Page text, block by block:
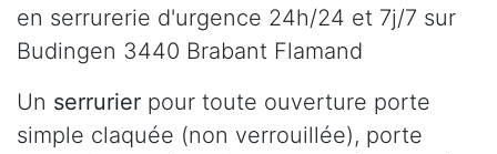
en serrurerie d'urgence 24h/24 et 7j/7 sur
Budingen 3440 Brabant Flamand
Un serrurier pour toute ouverture porte
simple claquée (non verrouillée), porte